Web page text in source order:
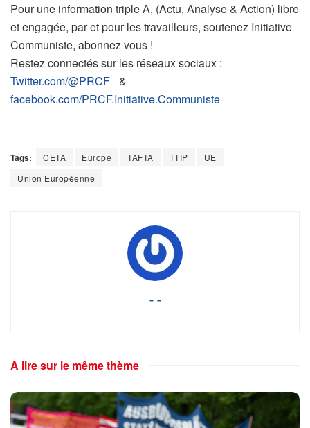
Pour une information triple A, (Actu, Analyse & Action) libre
et engagée, par et pour les travailleurs, soutenez Initiative
Communiste, abonnez vous !
Restez connectés sur les réseaux sociaux :
Twitter.com/@PRCF_ &
facebook.com/PRCF.Initiative.Communiste
Tags: CETA Europe TAFTA TTIP
UE
Union Européenne
- -
A lire sur le même thème